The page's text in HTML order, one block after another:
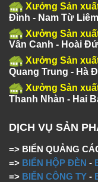
Xưởng Sản
Đình - Nam Từ Liêm
Xưởng Sản
Vân Canh - Hoài
Xưởng Sản
Quang Trung - Hà
Xưởng Sản
Thanh Nhàn - Hai
DỊCH VỤ SẢN
=> BIỂN QUẢNG
=> BIỂN HỘP ĐÈN -
=> BIỂN CÔNG TY -